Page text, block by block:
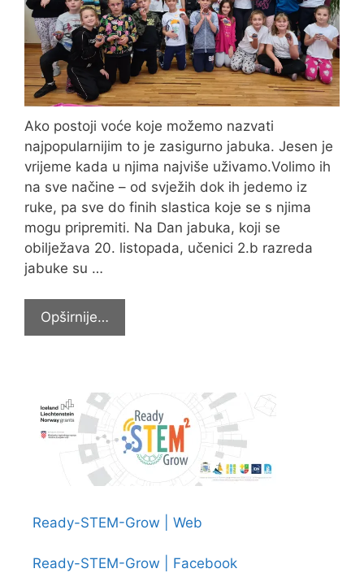
Ako postoji voće koje možemo nazvati
najpopularnijim to je zasigurno jabuka. Jesen je
vrijeme kada u njima najviše uživamo.Volimo ih
na sve načine – od svježih dok ih jedemo iz
ruke, pa sve do finih slastica koje se s njima
mogu pripremiti. Na Dan jabuka, koji se
obilježava 20. listopada, učenici 2.b razreda
jabuke su …
Opširnije…
2.b
jabuka
Ready-STEM-Grow | Web
Ready-STEM-Grow | Facebook